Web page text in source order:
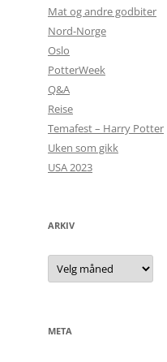
Mat og andre godbiter
Nord-Norge
Oslo
PotterWeek
Q&A
Reise
Temafest – Harry Potter
Uken som gikk
USA 2023
ARKIV
Arkiv
META